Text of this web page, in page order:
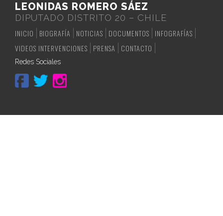
LEONIDAS ROMERO SÁEZ
DIPUTADO DISTRITO 20 – CHILE
INICIO
BIOGRAFÍA NOTICIAS DOCUMENTOS
INFOGRAFÍAS
VIDEOS INTERVENCIONES
PRENSA CONTACTO
Redes Sociales